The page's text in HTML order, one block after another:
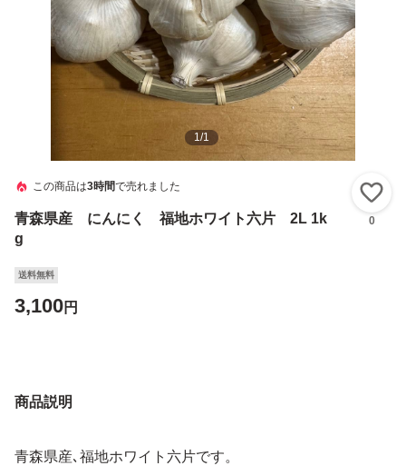
1/1
この商品は3時間で売れました
青森県産 にんにく 福地ホワイト六片 2L 1k
g
0
送料無料
3,100円
商品説明
青森県産､福地ホワイト六片です。